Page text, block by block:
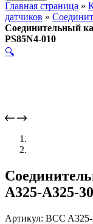
Главная страница »
датчиков »
Соединительный
PS85N4-010
🔍
A325-A325-
Артикул: BCC